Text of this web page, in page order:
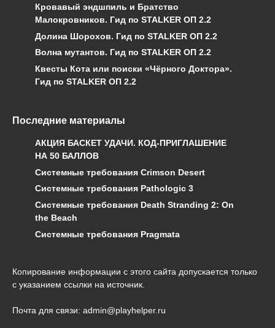
Кровавый эндшпиль и Братство
Малокровников. Гид по STALKER ОП 2.2
Долина Шорохов. Гид по STALKER ОП 2.2
Волна мутантов. Гид по STALKER ОП 2.2
Квесты Кота или поиски «Чёрного Доктора».
Гид по STALKER ОП 2.2
Последние материалы
АКЦИЯ БАСКЕТ УДАЧИ. КОД-ПРИГЛАШЕНИЕ
НА 50 БАЛЛОВ
Системные требования Crimson Desert
Системные требования Pathologic 3
Системные требования Death Stranding 2: On
the Beach
Системные требования Pragmata
Копирование информации с этого сайта допускается только
с указанием ссылки на источник.
Почта для связи: admin@playhelper.ru